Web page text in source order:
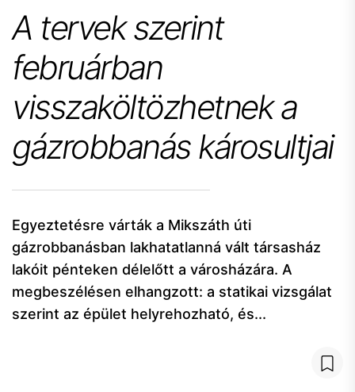
A tervek szerint
februárban
visszaköltözhetnek a
gázrobbanás károsultjai
Egyeztetésre várták a Mikszáth úti
gázrobbanásban lakhatatlanná vált társasház
lakóit pénteken délelőtt a városházára. A
megbeszélésen elhangzott: a statikai vizsgálat
szerint az épület helyrehozható, és...